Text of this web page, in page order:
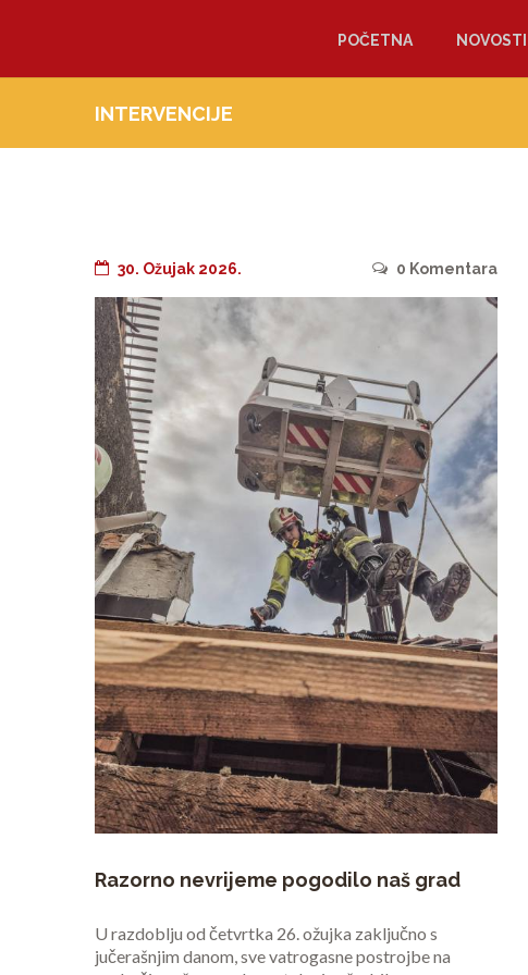
POČETNA NOVOSTI
INTERVENCIJE
30. Ožujak 2026. 0 Komentara
Razorno nevrijeme pogodilo naš grad
U razdoblju od četvrtka 26. ožujka zaključno s
jučerašnjim danom, sve vatrogasne postrojbe na